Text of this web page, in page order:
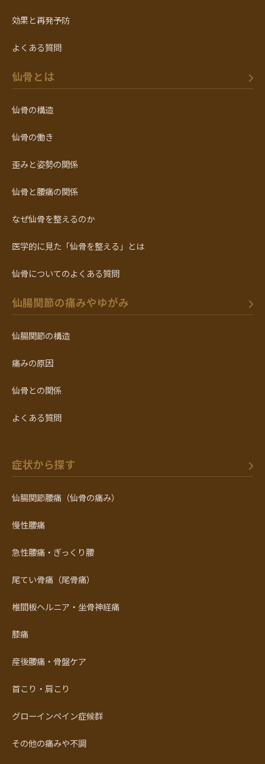
効果と再発予防
よくある質問
仙骨とは
仙骨の構造
仙骨の働き
歪みと姿勢の関係
仙骨と腰痛の関係
なぜ仙骨を整えるのか
医学的に見た「仙骨を整える」とは
仙骨についてのよくある質問
仙腸関節の痛みやゆがみ
仙腸関節の構造
痛みの原因
仙骨との関係
よくある質問
症状から探す
仙腸関節腰痛（仙骨の痛み）
慢性腰痛
急性腰痛・ぎっくり腰
尾てい骨痛（尾骨痛）
椎間板ヘルニア・坐骨神経痛
膝痛
産後腰痛・骨盤ケア
首こり・肩こり
グローインペイン症候群
その他の痛みや不調